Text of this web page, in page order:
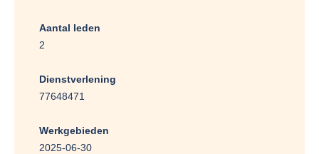
Aantal leden
2
Dienstverlening
77648471
Werkgebieden
2025-06-30